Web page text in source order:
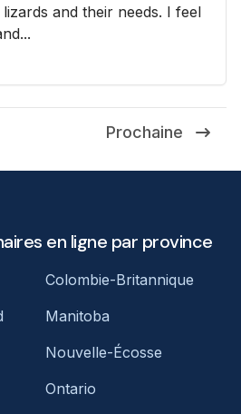
and their needs. I feel
Prochaine
en ligne par province
Colombie-Britannique
Manitoba
Nouvelle-Écosse
Ontario